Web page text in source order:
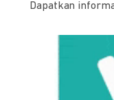
Dapatkan